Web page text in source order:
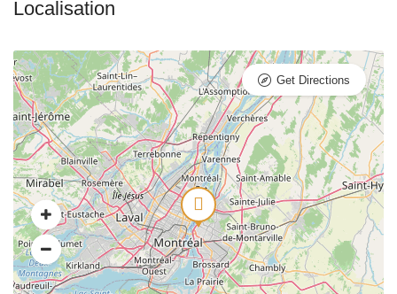
Get Directions